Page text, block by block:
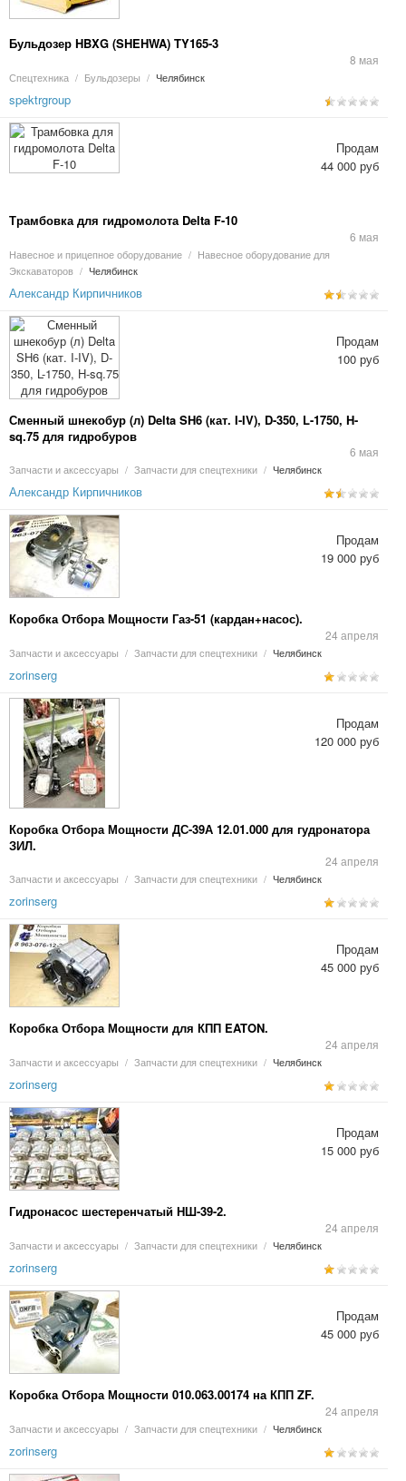
Бульдозер HBXG (SHEHWA) TY165-3
8 мая
Спецтехника / Бульдозеры / Челябинск
spektrgroup
Трамбовка для гидромолота Delta F-10
6 мая
Навесное и прицепное оборудование / Навесное оборудование для
Экскаваторов / Челябинск
Продам
44 000 руб
Александр Кирпичников
Сменный шнекобур (л) Delta SH6 (кат. I-IV), D-350, L-1750, H-
sq.75 для гидробуров
6 мая
Запчасти и аксессуары / Запчасти для спецтехники / Челябинск
Продам
100 руб
Александр Кирпичников
Коробка Отбора Мощности Газ-51 (кардан+насос).
24 апреля
Запчасти и аксессуары / Запчасти для спецтехники / Челябинск
Продам
19 000 руб
zorinserg
Коробка Отбора Мощности ДС-39А 12.01.000 для гудронатора
ЗИЛ.
24 апреля
Запчасти и аксессуары / Запчасти для спецтехники / Челябинск
Продам
120 000 руб
zorinserg
Коробка Отбора Мощности для КПП EATON.
24 апреля
Запчасти и аксессуары / Запчасти для спецтехники / Челябинск
Продам
45 000 руб
zorinserg
Гидронасос шестеренчатый НШ-39-2.
24 апреля
Запчасти и аксессуары / Запчасти для спецтехники / Челябинск
Продам
15 000 руб
zorinserg
Коробка Отбора Мощности 010.063.00174 на КПП ZF.
24 апреля
Запчасти и аксессуары / Запчасти для спецтехники / Челябинск
Продам
45 000 руб
zorinserg